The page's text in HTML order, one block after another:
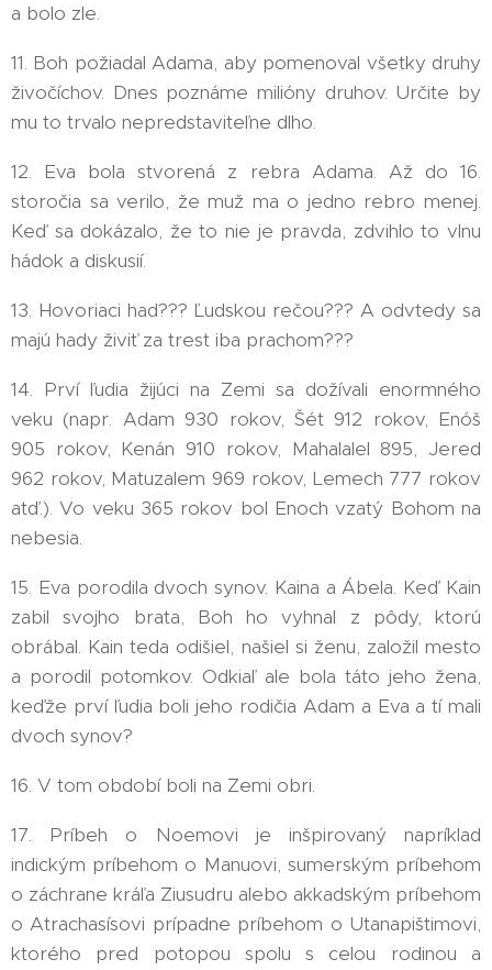
a bolo zle.
11. Boh požiadal Adama, aby pomenoval všetky druhy
živočíchov. Dnes poznáme milióny druhov. Určite by
mu to trvalo nepredstaviteľne dlho.
12. Eva bola stvorená z rebra Adama. Až do 16.
storočia sa verilo, že muž ma o jedno rebro menej.
Keď sa dokázalo, že to nie je pravda, zdvihlo to vlnu
hádok a diskusií.
13. Hovoriaci had??? Ľudskou rečou??? A odvtedy sa
majú hady živiť za trest iba prachom???
14. Prví ľudia žijúci na Zemi sa dožívali enormného
veku (napr. Adam 930 rokov, Šét 912 rokov, Enóš
905 rokov, Kenán 910 rokov, Mahalalel 895, Jered
962 rokov, Matuzalem 969 rokov, Lemech 777 rokov
atď.). Vo veku 365 rokov bol Enoch vzatý Bohom na
nebesia.
15. Eva porodila dvoch synov. Kaina a Ábela. Keď Kain
zabil svojho brata, Boh ho vyhnal z pôdy, ktorú
obrábal. Kain teda odišiel, našiel si ženu, založil mesto
a porodil potomkov. Odkiaľ ale bola táto jeho žena,
keďže prví ľudia boli jeho rodičia Adam a Eva a tí mali
dvoch synov?
16. V tom období boli na Zemi obri.
17. Príbeh o Noemovi je inšpirovaný napríklad
indickým príbehom o Manuovi, sumerským príbehom
o záchrane kráľa Ziusudru alebo akkadským príbehom
o Atrachasísovi prípadne príbehom o Utanapištimovi,
ktorého pred potopou spolu s celou rodinou a